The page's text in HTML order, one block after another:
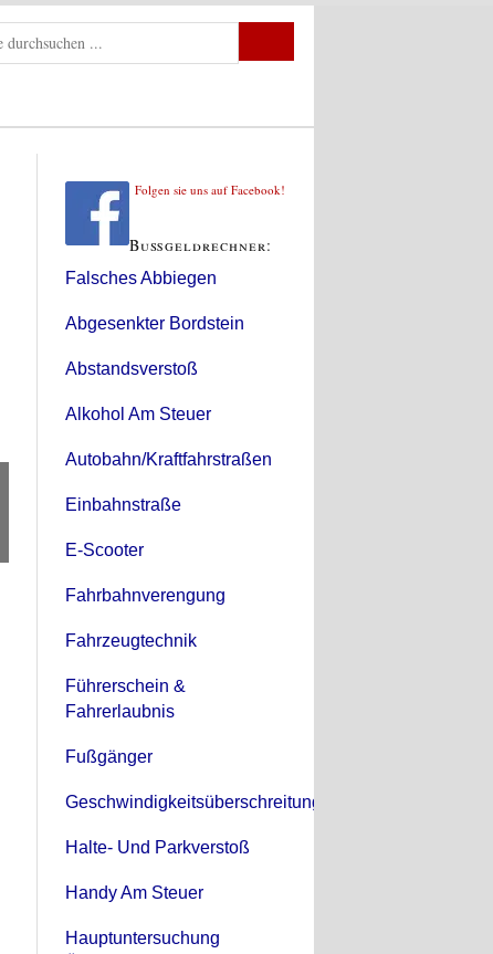
Folgen sie uns auf Facebook!
Bußgeldrechner:
Falsches Abbiegen
Abgesenkter Bordstein
Abstandsverstoß
Alkohol Am Steuer
Autobahn/Kraftfahrstraßen
Einbahnstraße
E-Scooter
Fahrbahnverengung
Fahrzeugtechnik
Führerschein &
Fahrerlaubnis
Fußgänger
Geschwindigkeitsüberschreitung
Halte- Und Parkverstoß
Handy Am Steuer
Hauptuntersuchung